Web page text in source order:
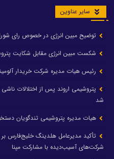
سایر عناوین
توضیح مبین انرژی در خصوص رای
شکست مبین انرژی مقابل شکایت
رئیس هیات مدیره شرکت خریدار
شد
هیات مدیره پتروشیمی تندگویان
تأکید مدیرعامل هلدینگ خلیج‌فارس
شرکت‌های آسیب‌دیده با مشارکت مپنا